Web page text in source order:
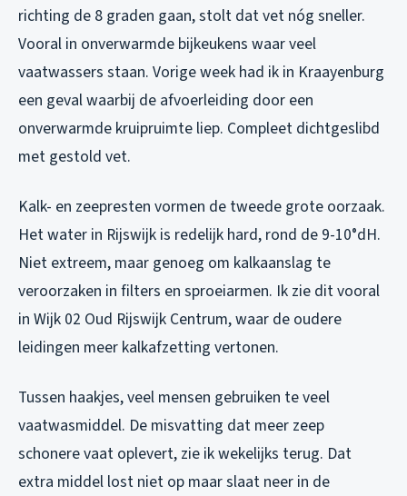
richting de 8 graden gaan, stolt dat vet nóg sneller.
Vooral in onverwarmde bijkeukens waar veel
vaatwassers staan. Vorige week had ik in Kraayenburg
een geval waarbij de afvoerleiding door een
onverwarmde kruipruimte liep. Compleet dichtgeslibd
met gestold vet.
Kalk- en zeepresten vormen de tweede grote oorzaak.
Het water in Rijswijk is redelijk hard, rond de 9-10°dH.
Niet extreem, maar genoeg om kalkaanslag te
veroorzaken in filters en sproeiarmen. Ik zie dit vooral
in Wijk 02 Oud Rijswijk Centrum, waar de oudere
leidingen meer kalkafzetting vertonen.
Tussen haakjes, veel mensen gebruiken te veel
vaatwasmiddel. De misvatting dat meer zeep
schonere vaat oplevert, zie ik wekelijks terug. Dat
extra middel lost niet op maar slaat neer in de